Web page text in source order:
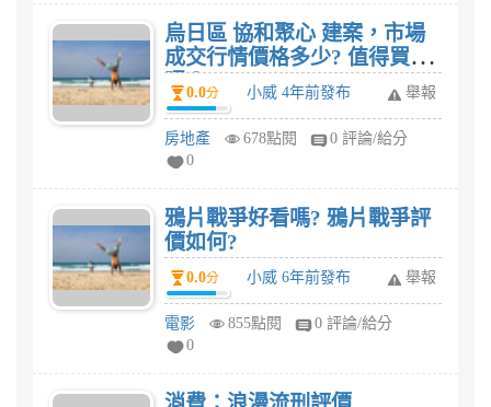
烏日區 協和聚心 建案，市場
成交行情價格多少? 值得買
嗎？
0.0分 小威 4年前發布 舉報
房地產 678點閱
0 評論/給分
0
鴉片戰爭好看嗎? 鴉片戰爭評
價如何?
0.0分 小威 6年前發布 舉報
電影 855點閱
0 評論/給分
0